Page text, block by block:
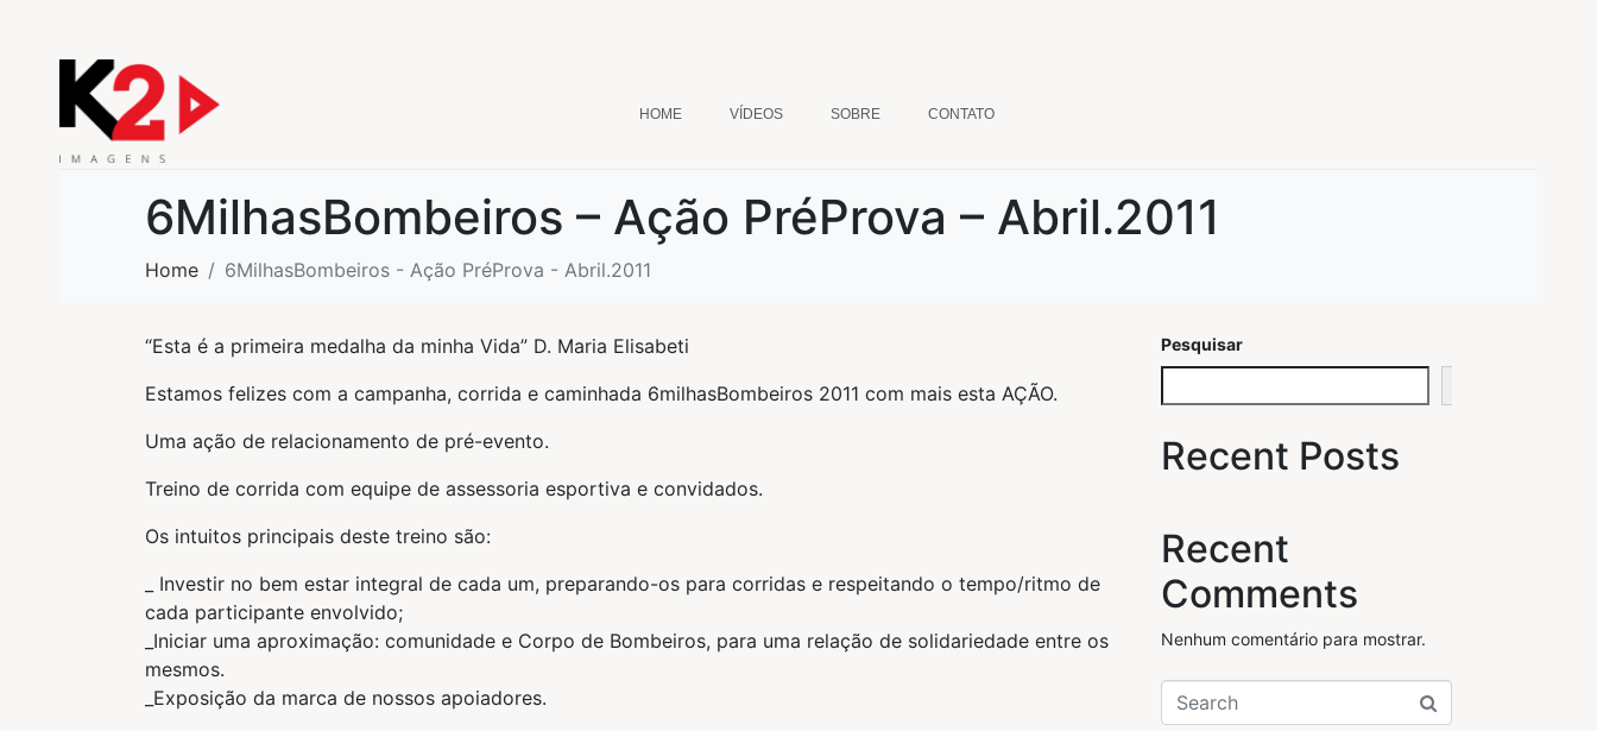
HOME VÍDEOS SOBRE CONTATO
6MilhasBombeiros – Ação PréProva – Abril.2011
Home 6MilhasBombeiros - Ação PréProva - Abril.2011
“Esta é a primeira medalha da minha Vida” D. Maria Elisabeti
Estamos felizes com a campanha, corrida e caminhada 6milhasBombeiros 2011 com mais esta AÇÃO.
Uma ação de relacionamento de pré-evento.
Treino de corrida com equipe de assessoria esportiva e convidados.
Os intuitos principais deste treino são:
_ Investir no bem estar integral de cada um, preparando-os para corridas e respeitando o tempo/ritmo de
cada participante envolvido;
_Iniciar uma aproximação: comunidade e Corpo de Bombeiros, para uma relação de solidariedade entre os
mesmos.
_Exposição da marca de nossos apoiadores.
Pesquisar
Recent Posts
Recent
Comments
Nenhum comentário para mostrar.